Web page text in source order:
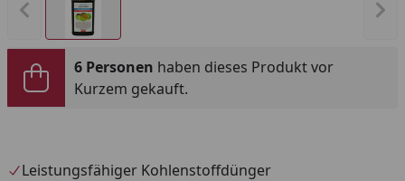
Vorheriges Bild anzeigen
6 Personen haben dieses Produkt vor
Kurzem gekauft.
Leistungsfähiger Kohlenstoffdünger